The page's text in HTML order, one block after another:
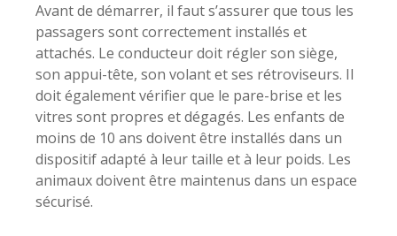
Avant de démarrer, il faut s’assurer que tous les
passagers sont correctement installés et
attachés. Le conducteur doit régler son siège,
son appui-tête, son volant et ses rétroviseurs. Il
doit également vérifier que le pare-brise et les
vitres sont propres et dégagés. Les enfants de
moins de 10 ans doivent être installés dans un
dispositif adapté à leur taille et à leur poids. Les
animaux doivent être maintenus dans un espace
sécurisé.